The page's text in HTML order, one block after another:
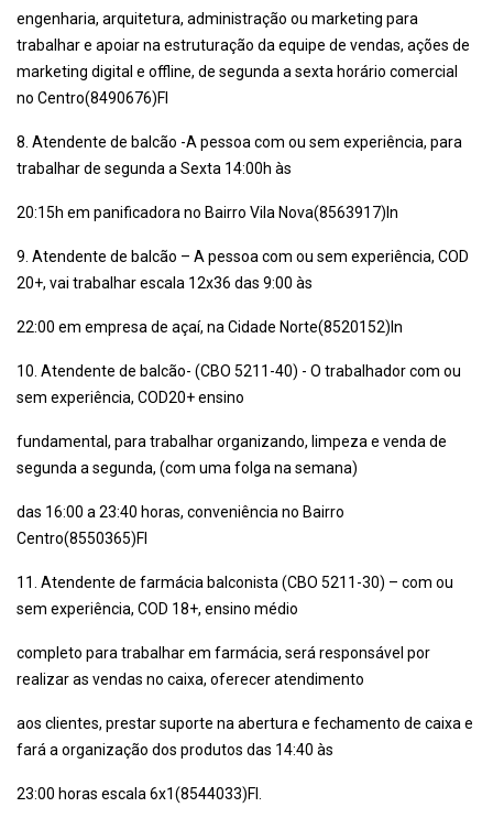
engenharia, arquitetura, administração ou marketing para
trabalhar e apoiar na estruturação da equipe de vendas, ações de
marketing digital e offline, de segunda a sexta horário comercial
no Centro(8490676)Fl
8. Atendente de balcão -A pessoa com ou sem experiência, para
trabalhar de segunda a Sexta 14:00h às
20:15h em panificadora no Bairro Vila Nova(8563917)In
9. Atendente de balcão – A pessoa com ou sem experiência, COD
20+, vai trabalhar escala 12x36 das 9:00 às
22:00 em empresa de açaí, na Cidade Norte(8520152)In
10. Atendente de balcão- (CBO 5211-40) - O trabalhador com ou
sem experiência, COD20+ ensino
fundamental, para trabalhar organizando, limpeza e venda de
segunda a segunda, (com uma folga na semana)
das 16:00 a 23:40 horas, conveniência no Bairro
Centro(8550365)Fl
11. Atendente de farmácia balconista (CBO 5211-30) – com ou
sem experiência, COD 18+, ensino médio
completo para trabalhar em farmácia, será responsável por
realizar as vendas no caixa, oferecer atendimento
aos clientes, prestar suporte na abertura e fechamento de caixa e
fará a organização dos produtos das 14:40 às
23:00 horas escala 6x1(8544033)Fl.